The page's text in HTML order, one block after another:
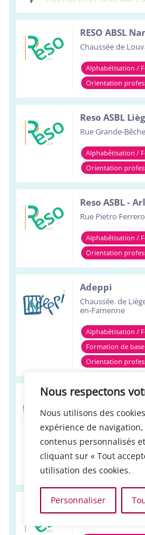
Nous respectons
Nous utilisons des
expérience de
contenus personnalisés
cliquant sur « Tout
utilisation des cookies.
Personnaliser
RESO ABSL
Chaussée de
Alphabétisation /
Orientation
Reso ASBL
Rue Grande-
Alphabétisation /
Orientation
Reso ASBL -
Rue Pietro
Alphabétisation /
Orientation
Adeppi
Chaussée. de
en-Famenne
Alphabétisation /
Formation de
Orientation
Adeppi
Avenue de
Hainaut
Alphabétisation /
Formation de
Orientation
Réso ASBL